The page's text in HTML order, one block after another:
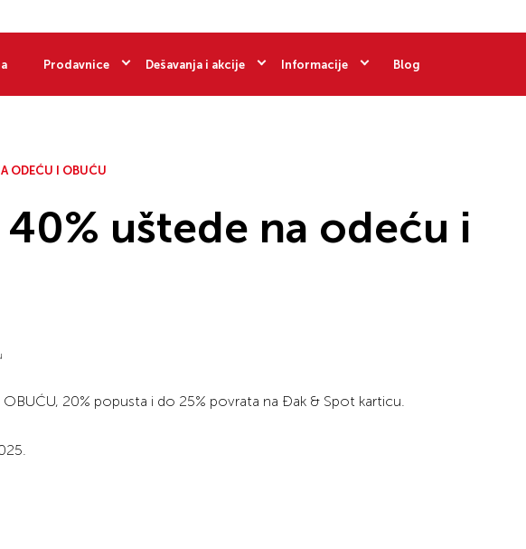
Prodavnice Dešavanja i akcije Informacije Blog
ODEĆU I OBUĆU
uštede na odeću i
20% popusta i do 25% povrata na Đak & Spot karticu.